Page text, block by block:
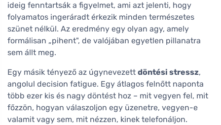
ideig fenntartsák a figyelmet, ami azt jelenti, hogy
folyamatos ingeráradt érkezik minden természetes
szünet nélkül. Az eredmény egy olyan agy, amely
formálisan „pihent", de valójában egyetlen pillanatra
sem állt meg.
Egy másik tényező az úgynevezett döntési stressz,
angolul decision fatigue. Egy átlagos felnőtt naponta
több ezer kis és nagy döntést hoz – mit vegyen fel, mit
főzzön, hogyan válaszoljon egy üzenetre, vegyen-e
valamit vagy sem, mit nézzen, kinek telefonáljon.